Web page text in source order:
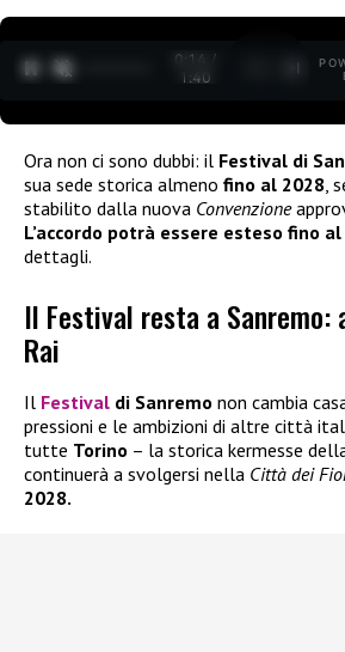
0:15 /
1:40
Ora non ci sono dubbi: il Festival di
sua sede storica almeno fino al 2028 ,
stabilito dalla nuova Convenzione
L’accordo potrà essere esteso fino
dettagli.
Il Festival resta a Sanremo:
Rai
Il Festival di Sanremo non cambia
pressioni e le ambizioni di altre città
tutte Torino – la storica kermesse
continuerà a svolgersi nella Città dei
2028.